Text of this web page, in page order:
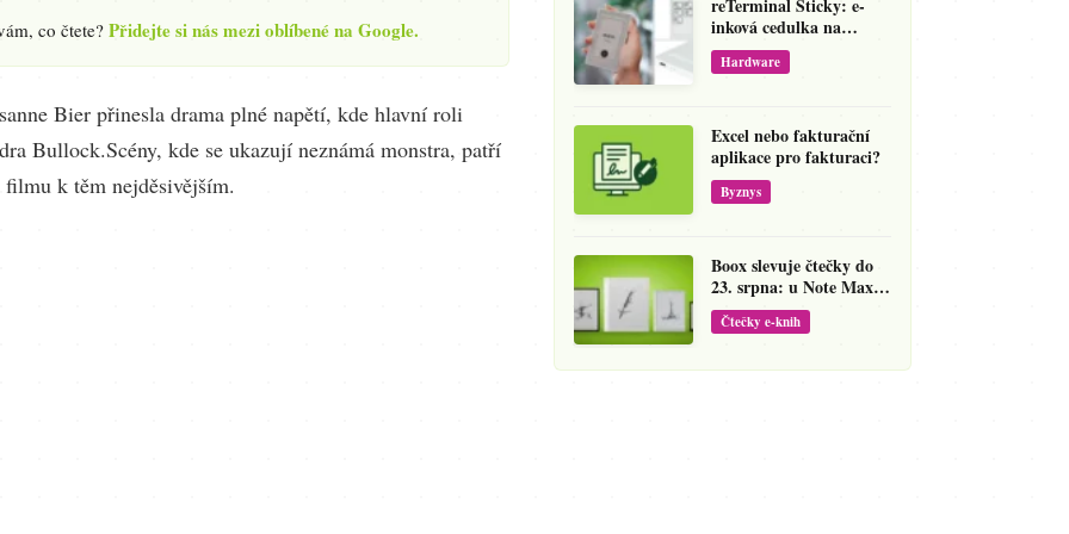
co čtete? Přidejte si nás mezi oblíbené na Google.
Bier přinesla drama plné napětí, kde hlavní roli
Bullock.Scény, kde se ukazují neznámá monstra, patří
k těm nejděsivějším.
reTerminal Sticky: e-
inková cedulka na
ledničku, která přepíše
váš hlas na vzkaz
Hardware
Excel nebo fakturační
aplikace pro fakturaci?
Byznys
Boox slevuje čtečky do
23. srpna: u Note Maxu
jde cena dolů o 138 eur
Čtečky e-knih